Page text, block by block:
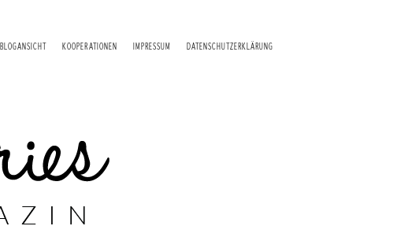
BLOGANSICHT KOOPERATIONEN IMPRESSUM DATENSCHUTZERKLÄRUNG